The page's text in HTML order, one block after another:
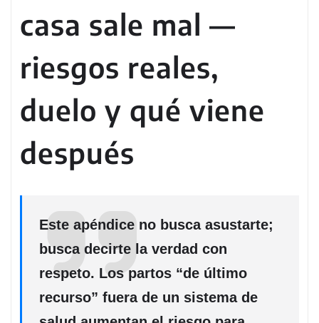
casa sale mal —
riesgos reales,
duelo y qué viene
después
Este apéndice no busca asustarte;
busca decirte la verdad con
respeto. Los partos “de último
recurso” fuera de un sistema de